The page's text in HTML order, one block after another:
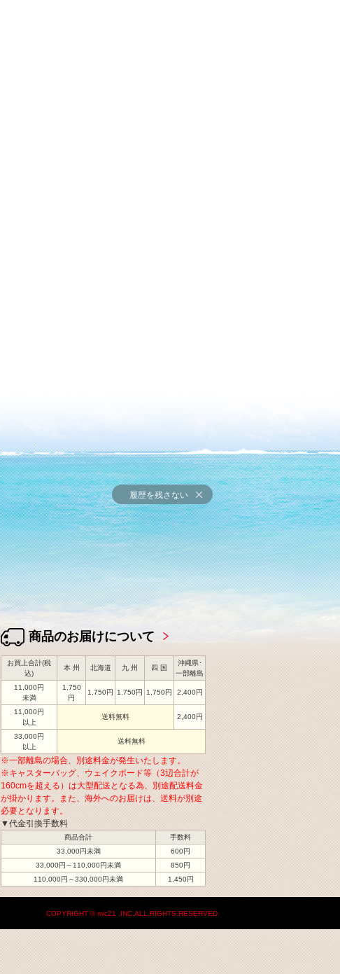
履歴を残さない
商品のお届けについて
お買上合計(税
込)
本 州 北海道 九 州 四 国
沖縄県･
一部離島
11,000円
未満
1,750
円
1,750円 1,750円 1,750円 2,400円
11,000円
以上
送料無料 2,400円
33,000円
以上
送料無料
※一部離島の場合、別途料金が発生いたします。
※キャスターバッグ、ウェイクボード等（3辺合計が
160cmを超える）は大型配送となる為、別途配送料金
が掛かります。また、海外へのお届けは、送料が別途
必要となります。
▼代金引換手数料
商品合計
手数料
33,000円未満
600円
33,000円～110,000円未満
850円
110,000円～330,000円未満
1,450円
COPYRIGHT © mic21 ,INC.ALL RIGHTS RESERVED.